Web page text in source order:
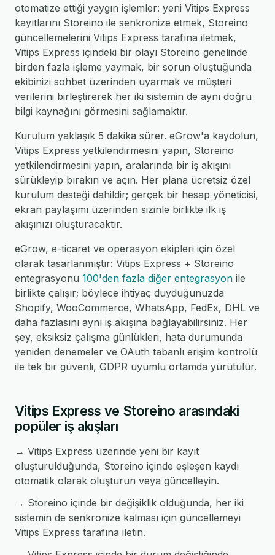
otomatize ettiği yaygın işlemler: yeni Vitips Express
kayıtlarını Storeino ile senkronize etmek, Storeino
güncellemelerini Vitips Express tarafına iletmek,
Vitips Express içindeki bir olayı Storeino genelinde
birden fazla işleme yaymak, bir sorun oluştuğunda
ekibinizi sohbet üzerinden uyarmak ve müşteri
verilerini birleştirerek her iki sistemin de aynı doğru
bilgi kaynağını görmesini sağlamaktır.
Kurulum yaklaşık 5 dakika sürer. eGrow'a kaydolun,
Vitips Express yetkilendirmesini yapın, Storeino
yetkilendirmesini yapın, aralarında bir iş akışını
sürükleyip bırakın ve açın. Her plana ücretsiz özel
kurulum desteği dahildir; gerçek bir hesap yöneticisi,
ekran paylaşımı üzerinden sizinle birlikte ilk iş
akışınızı oluşturacaktır.
eGrow, e-ticaret ve operasyon ekipleri için özel
olarak tasarlanmıştır: Vitips Express + Storeino
entegrasyonu 100'den fazla diğer entegrasyon ile
birlikte çalışır; böylece ihtiyaç duyduğunuzda
Shopify, WooCommerce, WhatsApp, FedEx, DHL ve
daha fazlasını aynı iş akışına bağlayabilirsiniz. Her
şey, eksiksiz çalışma günlükleri, hata durumunda
yeniden denemeler ve OAuth tabanlı erişim kontrolü
ile tek bir güvenli, GDPR uyumlu ortamda yürütülür.
Vitips Express ve Storeino arasındaki
popüler iş akışları
→ Vitips Express üzerinde yeni bir kayıt
oluşturulduğunda, Storeino içinde eşleşen kaydı
otomatik olarak oluşturun veya güncelleyin.
→ Storeino içinde bir değişiklik olduğunda, her iki
sistemin de senkronize kalması için güncellemeyi
Vitips Express tarafına iletin.